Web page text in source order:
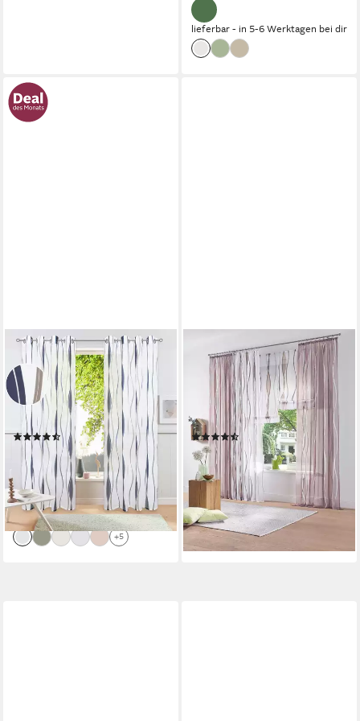
lieferbar - in 5-6 Werktagen bei dir
OTTO HOME
Gardine Dimona (2 St), Ösen,
transparent, Voile, 2-er Set,
transparent, Voile, Polyester,
Wellen
(1470)
ab 24,49 € UVP37,99 €
nur diesen Monat
(12,25 €/ 1 Stk)
-36%
lieferbar - in 1-2 Werktagen bei dir
+5
OTTO HOME
Gardine Dimona (2 St),
Kräuselband, transparent,
Voile, 2er-Set, transparent,
Voile, Polyester
(838)
ab 14,49 € UVP30,42 €
(7,25 €/ 1 Stk)
-52%
lieferbar - in 1-2 Werktagen bei dir
+1